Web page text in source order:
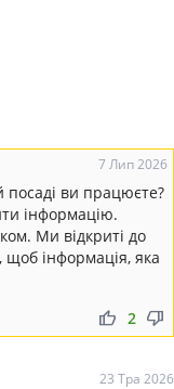
7 Лип 2026
посаді ви працюєте?
інформацію.
Ми відкриті до
інформація, яка
thumb_up thumb_down
2
23 Тра 2026